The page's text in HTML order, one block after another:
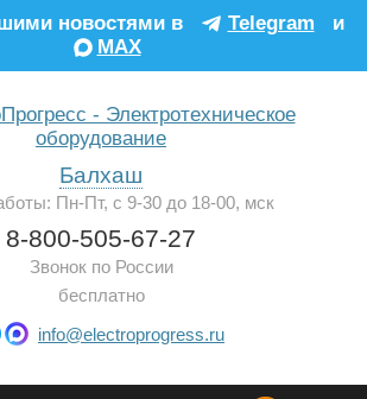
новостями в Telegram
и
MAX
Балхаш
Пн-Пт, с 9-30 до 18-00, мск
8-800-505-67-27
Звонок по России
бесплатно
info@electroprogress.ru